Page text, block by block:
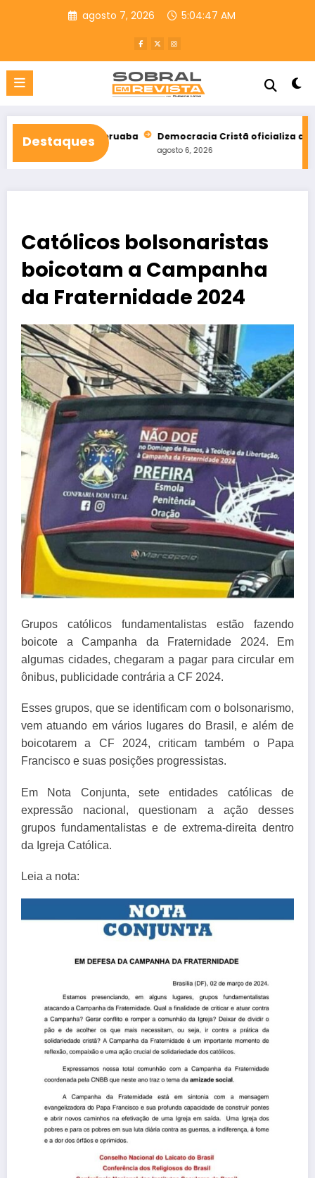
agosto 7, 2026 5:04:49 AM
DestaquesDemocracia Cristã oficializa apoio a Ciro
agosto 6, 2026
Católicos bolsonaristas
boicotam a Campanha
da Fraternidade 2024
Grupos católicos fundamentalistas estão fazendo
boicote a Campanha da Fraternidade 2024. Em
algumas cidades, chegaram a pagar para circular em
ônibus, publicidade contrária a CF 2024.
Esses grupos, que se identificam com o bolsonarismo,
vem atuando em vários lugares do Brasil, e além de
boicotarem a CF 2024, criticam também o Papa
Francisco e suas posições progressistas.
Em Nota Conjunta, sete entidades católicas de
expressão nacional, questionam a ação desses
grupos fundamentalistas e de extrema-direita dentro
da Igreja Católica.
Leia a nota: